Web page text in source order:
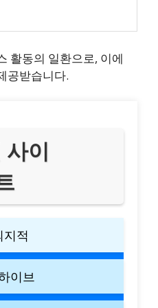
활동의 일환으로, 이에
공받습니다.
사이
지적
이브